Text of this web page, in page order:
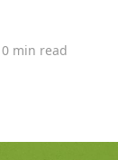
min read